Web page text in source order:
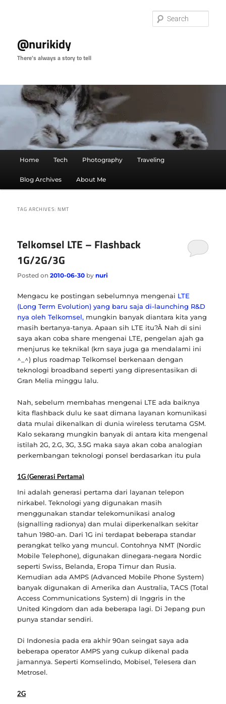
@nurikidy
There's always a story to tell
Home Tech Photography Traveling
Blog Archives About Me
TAG ARCHIVES:NMT
Telkomsel LTE – Flashback
1G/2G/3G
Posted on2010-06-30 bynuri
Mengacu ke postingan sebelumnya mengenai LTE
(Long Term Evolution) yang baru saja di-launching R&D
nya oleh Telkomsel, mungkin banyak diantara kita yang
masih bertanya-tanya. Apaan sih LTE itu?Â Nah di sini
saya akan coba share mengenai LTE, pengelan ajah ga
menjurus ke teknikal (krn saya juga ga mendalami ini
^_^) plus roadmap Telkomsel berkenaan dengan
teknologi broadband seperti yang dipresentasikan di
Gran Melia minggu lalu.
Nah, sebelum membahas mengenai LTE ada baiknya
kita flashback dulu ke saat dimana layanan komunikasi
data mulai dikenalkan di dunia wireless terutama GSM.
Kalo sekarang mungkin banyak di antara kita mengenal
istilah 2G, 2.G, 3G, 3.5G maka saya akan coba analogian
perkembangan teknologi ponsel berdasarkan itu pula
1G (Generasi Pertama)
Ini adalah generasi pertama dari layanan telepon
nirkabel. Teknologi yang digunakan masih
menggunakan standar telekomunikasi analog
(signalling radionya) dan mulai diperkenalkan sekitar
tahun 1980-an. Dari 1G ini terdapat beberapa standar
perangkat telko yang muncul. Contohnya NMT (Nordic
Mobile Telephone), digunakan dinegara-negara Nordic
seperti Swiss, Belanda, Eropa Timur dan Rusia.
Kemudian ada AMPS (Advanced Mobile Phone System)
banyak digunakan di Amerika dan Australia, TACS (Total
Access Communications System) di Inggris in the
United Kingdom dan ada beberapa lagi. Di Jepang pun
punya standar sendiri.
Di Indonesia pada era akhir 90an seingat saya ada
beberapa operator AMPS yang cukup dikenal pada
jamannya. Seperti Komselindo, Mobisel, Telesera dan
Metrosel.
2G